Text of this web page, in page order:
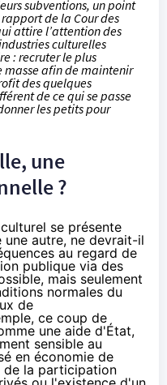
subventions, un point
de la Cour des
attire l’attention des
culturelles
: recruter le plus
masse afin de maintenir
des quelques
de ce qui se passe
les petits pour
une
?
se présente
autre, ne devrait-il
au regard de
publique via des
mais seulement
normales du
de
ce coup de
une aide d'État,
sensible au
en économie de
de la participation